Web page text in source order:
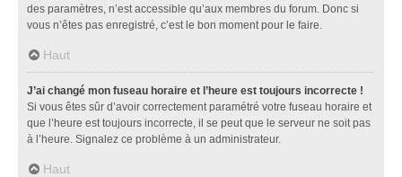
des paramètres, n’est accessible qu’aux membres du forum. Donc si
vous n’êtes pas enregistré, c’est le bon moment pour le faire.
Haut
J’ai changé mon fuseau horaire et l’heure est toujours incorrecte !
Si vous êtes sûr d’avoir correctement paramétré votre fuseau horaire et
que l’heure est toujours incorrecte, il se peut que le serveur ne soit pas
à l’heure. Signalez ce problème à un administrateur.
Haut